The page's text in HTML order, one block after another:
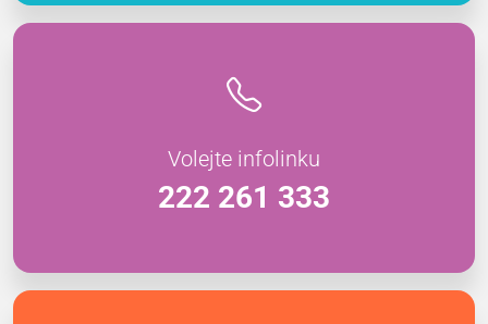
Volejte infolinku
222 261 333